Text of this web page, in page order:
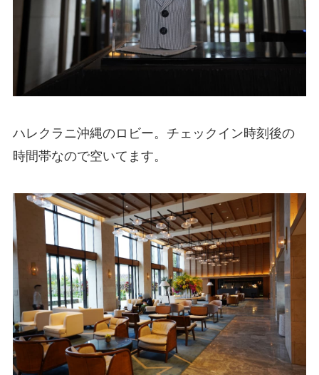
ハレクラニ沖縄のロビー。チェックイン時刻後の
時間帯なので空いてます。